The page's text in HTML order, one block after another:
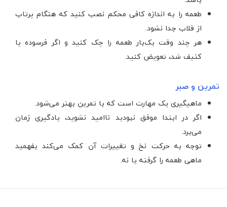
طعمه را به اندازه کافی محکم نصب کنید که هنگام پرتاب
از قلاب جدا نشود.
هر چند وقت یک‌بار طعمه را چک کنید و اگر فرسوده یا
کثیف شد، تعویض کنید.
تمرین و صبر
ماهیگیری یک مهارت است که با تمرین بهتر می‌شود.
اگر در ابتدا موفق نبودید ناامید نشوید، یادگیری زمان
می‌برد.
توجه به حرکت نخ و تغییرات آن کمک می‌کند بفهمید
ماهی طعمه را گرفته یا نه.